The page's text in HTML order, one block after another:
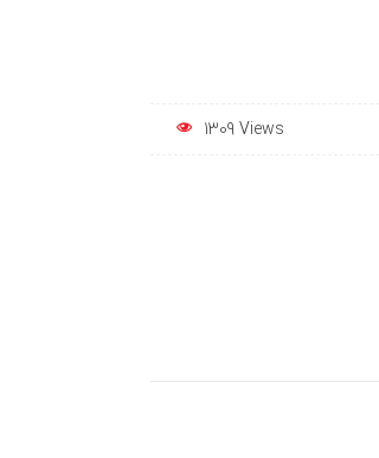
1309 Views